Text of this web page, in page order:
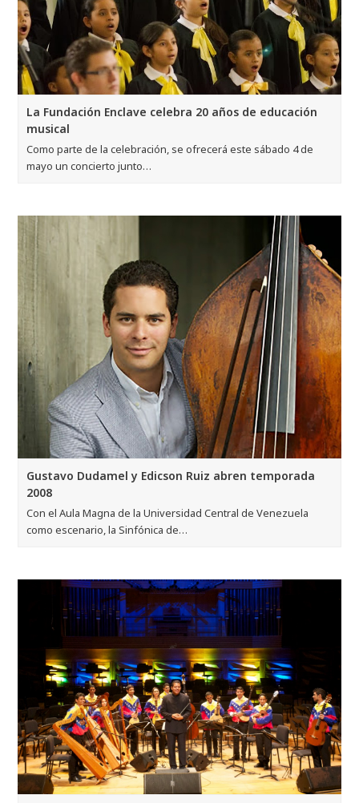
La Fundación Enclave celebra 20 años de educación
musical
Como parte de la celebración, se ofrecerá este sábado 4 de
mayo un concierto junto…
Gustavo Dudamel y Edicson Ruiz abren temporada
2008
Con el Aula Magna de la Universidad Central de Venezuela
como escenario, la Sinfónica de…